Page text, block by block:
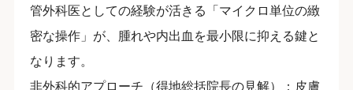
管外科医としての経験が活きる「マイクロ単位の緻
密な操作」が、腫れや内出血を最小限に抑える鍵と
なります。
非外科的アプローチ（得地総括院長の見解）：皮膚